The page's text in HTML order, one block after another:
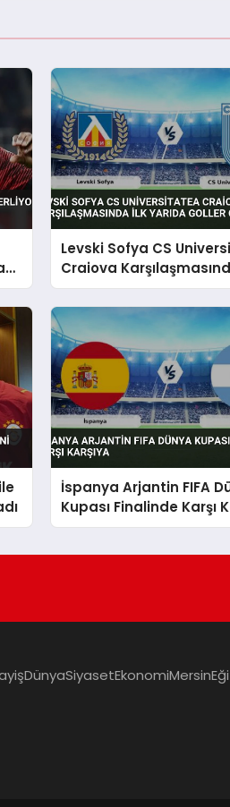
Levski Sofya CS
Craiova
Yarıda Goller Geldi
İspanya Arjantin FIFA
Kupası Finalinde Karşı
DünyaSiyasetEkonomiMersin